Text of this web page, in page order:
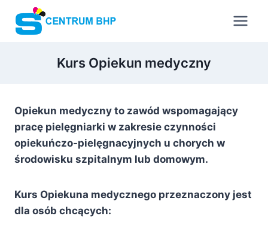
Przejdź
Kurs Opiekun medyczny
Opiekun medyczny to zawód wspomagający
pracę pielęgniarki w zakresie czynności
opiekuńczo-pielęgnacyjnych u chorych w
środowisku szpitalnym lub domowym.
Kurs Opiekuna medycznego przeznaczony jest
dla osób chcących: